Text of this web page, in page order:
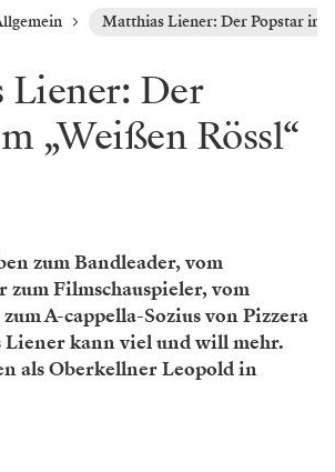
Matthias Liener: Der Popstar im
Der
„Weißen Rössl“
zum Bandleader, vom
zum Filmschauspieler, vom
A-cappella-Sozius von Pizzera
Liener kann viel und will mehr.
als Oberkellner Leopold in